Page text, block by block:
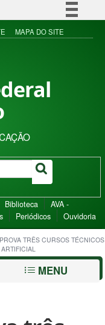
Simplifique!
à informação
MAPA DO SITE
Biblioteca
AVA -
Periódicos Ouvidoria
TRÊS CURSOS TÉCNICOS
MENU